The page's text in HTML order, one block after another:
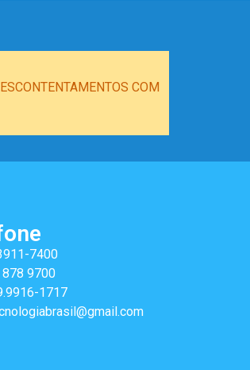
COM
7400
9700
1717